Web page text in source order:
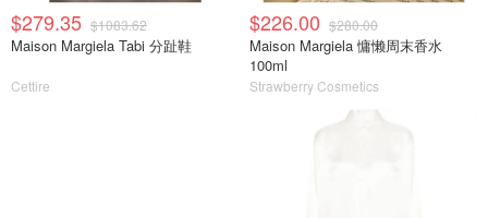
$279.35 $1083.62
Maison Margiela Tabi 分趾鞋
Cettire
$226.00 $280.00
Maison Margiela 慵懒周末香水
100ml
Strawberry Cosmetics